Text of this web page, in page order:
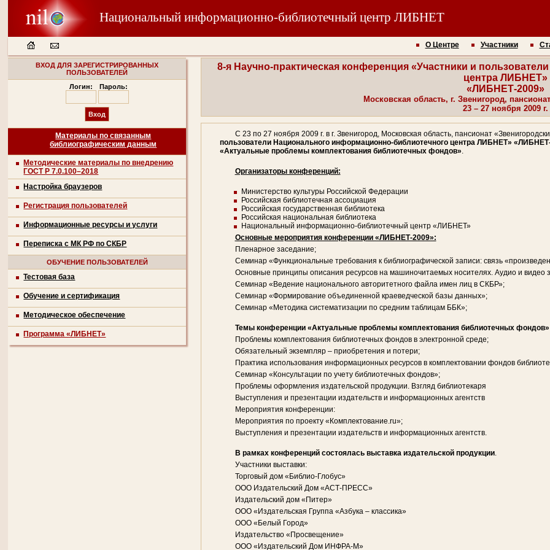
Национальный информационно-библиотечный центр ЛИБНЕТ
О Центре Участники
ВХОД ДЛЯ ЗАРЕГИСТРИРОВАННЫХ
ПОЛЬЗОВАТЕЛЕЙ
Логин:
Пароль:
Материалы по связанным
библиографическим данным
Методические материалы по внедрению
ГОСТ Р 7.0.100–2018
Настройка браузеров
Регистрация пользователей
Информационные ресурсы и услуги
Переписка с МК РФ по СКБР
ОБУЧЕНИЕ ПОЛЬЗОВАТЕЛЕЙ
Тестовая база
Обучение и сертификация
Методическое обеспечение
Программа «ЛИБНЕТ»
8-я Научно-практическая конференция «Участники и
центра ЛИБНЕТ»
«ЛИБНЕТ-2009»
Московская область, г. Звенигород,
23 – 27 ноября 2009 г.
С 23 по 27 ноября 2009 г. в г. Звенигород, Московская область, пансионат
пользователи Национального информационно-библиотечного центра ЛИБНЕТ»
«Актуальные проблемы комплектования библиотечных фондов».
Организаторы конференций:
Министерство культуры Российской Федерации
Российская библиотечная ассоциация
Российская государственная библиотека
Российская национальная библиотека
Национальный информационно-библиотечный центр «ЛИБНЕТ»
Основные мероприятия конференции «ЛИБНЕТ-2009»:
Пленарное заседание;
Семинар «Функциональные требования к библиографической записи: связь
Основные принципы описания ресурсов на машиночитаемых носителях. Аудио и видео
Семинар «Ведение национального авторитетного файла имен лиц в СКБР»;
Семинар «Формирование объединенной краеведческой базы данных»;
Семинар «Методика систематизации по средним таблицам ББК»;
Темы конференции «Актуальные проблемы комплектования библиотечных
Проблемы комплектования библиотечных фондов в электронной среде;
Обязательный экземпляр – приобретения и потери;
Практика использования информационных ресурсов в комплектовании фондов
Семинар «Консультации по учету библиотечных фондов»;
Проблемы оформления издательской продукции. Взгляд библиотекаря
Выступления и презентации издательств и информационных агентcтв
Мероприятия конференции:
Мероприятия по проекту «Комплектование.ru»;
Выступления и презентации издательств и информационных агентств.
В рамках конференций состоялась выставка издательской продукции.
Участники выставки:
Торговый дом «Библио-Глобус»
ООО Издательский Дом «АСТ-ПРЕСС»
Издательский дом «Питер»
ООО «Издательская Группа «Азбука – классика»
ООО «Белый Город»
Издательство «Просвещение»
ООО «Издательский Дом ИНФРА-М»